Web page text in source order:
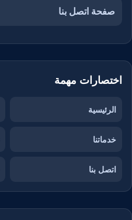
صفحة اتصل بنا
اختصارات مهمة
الرئيسية
خدماتنا
اتصل بنا